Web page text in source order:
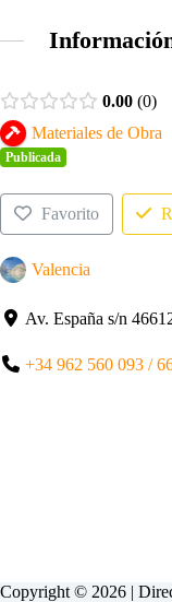
0.00 0
Materiales de Obra
Publicada
Favorito
Valencia
Av. España s/n
+34 962 560 093 /
Copyright © 2026 |